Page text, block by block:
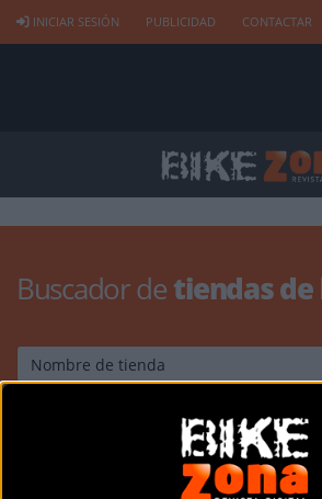
INICIAR SESIÓN PUBLICIDAD CONTACTAR
Buscador detiendas de